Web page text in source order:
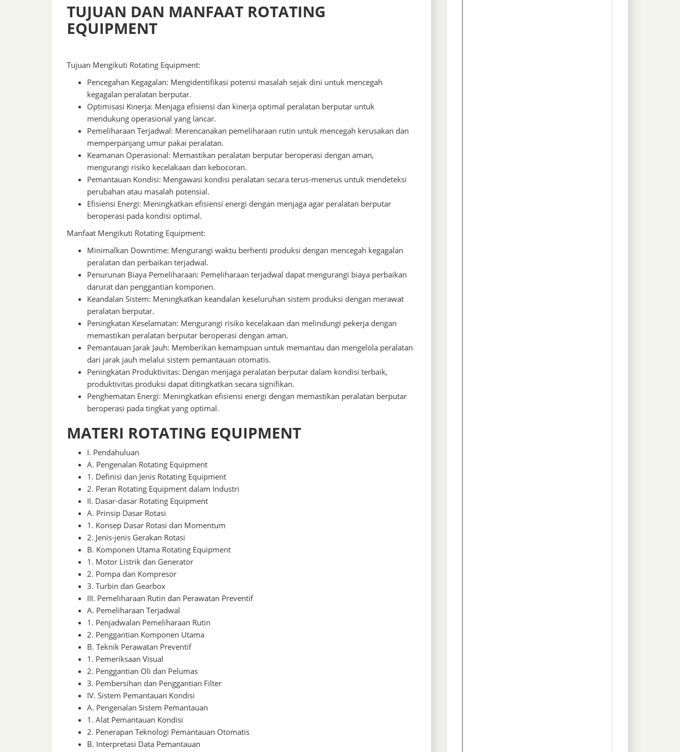
TUJUAN DAN MANFAAT ROTATING
EQUIPMENT
Tujuan Mengikuti Rotating Equipment:
Pencegahan Kegagalan: Mengidentifikasi potensi masalah sejak dini untuk mencegah
kegagalan peralatan berputar.
Optimisasi Kinerja: Menjaga efisiensi dan kinerja optimal peralatan berputar untuk
mendukung operasional yang lancar.
Pemeliharaan Terjadwal: Merencanakan pemeliharaan rutin untuk mencegah kerusakan dan
memperpanjang umur pakai peralatan.
Keamanan Operasional: Memastikan peralatan berputar beroperasi dengan aman,
mengurangi risiko kecelakaan dan kebocoran.
Pemantauan Kondisi: Mengawasi kondisi peralatan secara terus-menerus untuk mendeteksi
perubahan atau masalah potensial.
Efisiensi Energi: Meningkatkan efisiensi energi dengan menjaga agar peralatan berputar
beroperasi pada kondisi optimal.
Manfaat Mengikuti Rotating Equipment:
Minimalkan Downtime: Mengurangi waktu berhenti produksi dengan mencegah kegagalan
peralatan dan perbaikan terjadwal.
Penurunan Biaya Pemeliharaan: Pemeliharaan terjadwal dapat mengurangi biaya perbaikan
darurat dan penggantian komponen.
Keandalan Sistem: Meningkatkan keandalan keseluruhan sistem produksi dengan merawat
peralatan berputar.
Peningkatan Keselamatan: Mengurangi risiko kecelakaan dan melindungi pekerja dengan
memastikan peralatan berputar beroperasi dengan aman.
Pemantauan Jarak Jauh: Memberikan kemampuan untuk memantau dan mengelola peralatan
dari jarak jauh melalui sistem pemantauan otomatis.
Peningkatan Produktivitas: Dengan menjaga peralatan berputar dalam kondisi terbaik,
produktivitas produksi dapat ditingkatkan secara signifikan.
Penghematan Energi: Meningkatkan efisiensi energi dengan memastikan peralatan berputar
beroperasi pada tingkat yang optimal.
MATERI ROTATING EQUIPMENT
I. Pendahuluan
A. Pengenalan Rotating Equipment
1. Definisi dan Jenis Rotating Equipment
2. Peran Rotating Equipment dalam Industri
II. Dasar-dasar Rotating Equipment
A. Prinsip Dasar Rotasi
1. Konsep Dasar Rotasi dan Momentum
2. Jenis-jenis Gerakan Rotasi
B. Komponen Utama Rotating Equipment
1. Motor Listrik dan Generator
2. Pompa dan Kompresor
3. Turbin dan Gearbox
III. Pemeliharaan Rutin dan Perawatan Preventif
A. Pemeliharaan Terjadwal
1. Penjadwalan Pemeliharaan Rutin
2. Penggantian Komponen Utama
B. Teknik Perawatan Preventif
1. Pemeriksaan Visual
2. Penggantian Oli dan Pelumas
3. Pembersihan dan Penggantian Filter
IV. Sistem Pemantauan Kondisi
A. Pengenalan Sistem Pemantauan
1. Alat Pemantauan Kondisi
2. Penerapan Teknologi Pemantauan Otomatis
B. Interpretasi Data Pemantauan